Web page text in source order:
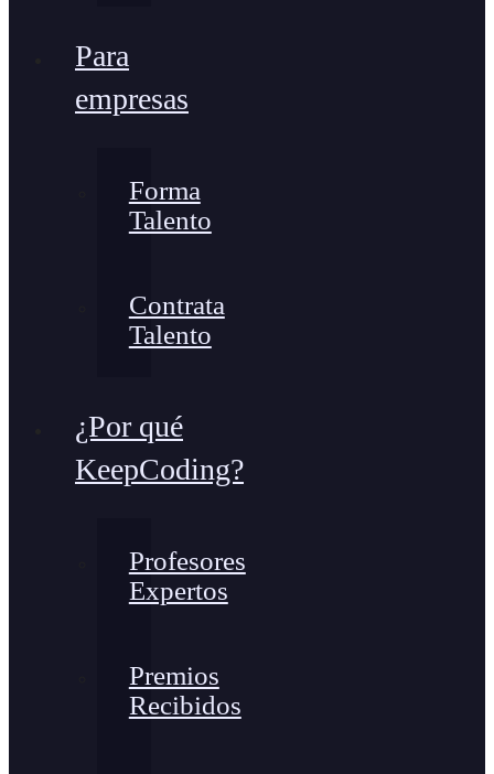
Para
empresas
Forma
Talento
Contrata
Talento
¿Por qué
KeepCoding?
Profesores
Expertos
Premios
Recibidos